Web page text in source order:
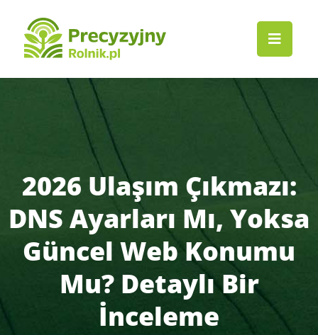
2026 Ulaşım Çıkmazı:
DNS Ayarları Mı, Yoksa
Güncel Web Konumu
Mu? Detaylı Bir
İnceleme